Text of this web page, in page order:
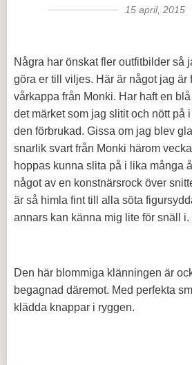
15 april, 2015
Några har önskat fler outfitbilder så
göra er till viljes. Här är något jag är
vårkappa från Monki. Har haft en blå
det märket som jag slitit och nött på
den förbrukad. Gissa om jag blev
snarlik svart från Monki härom
hoppas kunna slita på i lika många
något av en konstnärsrock över
är så himla fint till alla söta
annars kan känna mig lite för snäll i.
Den här blommiga klänningen är
begagnad däremot. Med perfekta
klädda knappar i ryggen.